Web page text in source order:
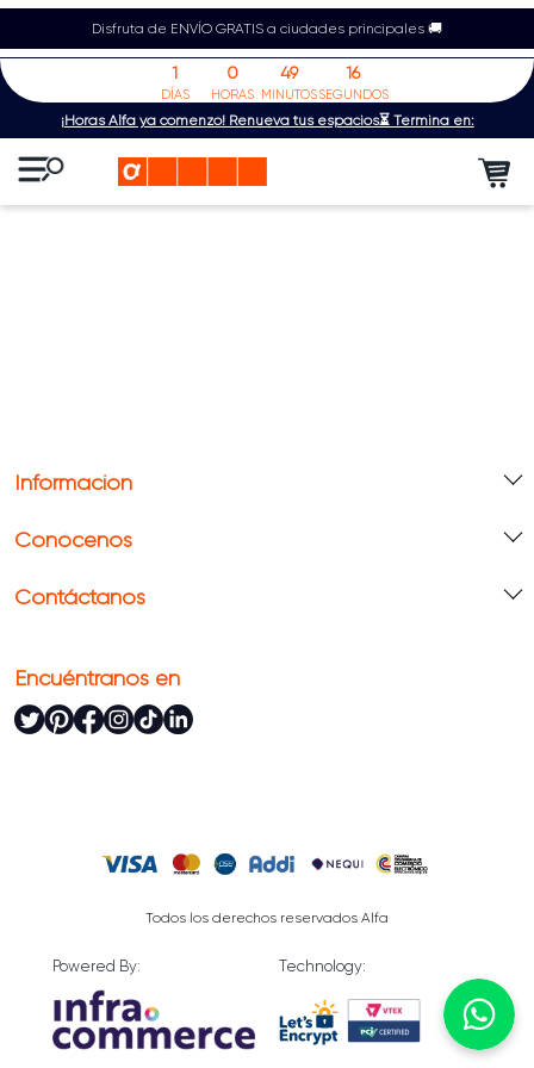
Disfruta de ENVÍO GRATIS a ciudades principales 🚚
¡Horas Alfa ya comenzó! Renueva tus espacios⏳ Termina en:
1
DÍAS
0
HORAS
49
MINUTOS
16
SEGUNDOS
Información
Conócenos
Contáctanos
Encuéntranos en
Todos los derechos reservados Alfa
Powered By: Technology: